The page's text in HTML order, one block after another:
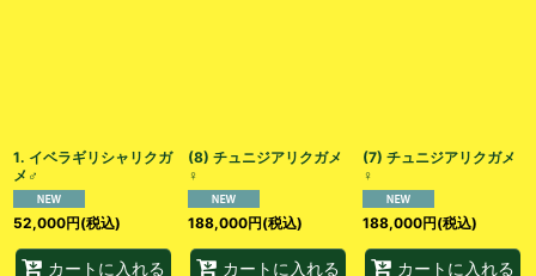
1. イベラギリシャリクガ
メ♂
52,000円(税込)
カートに入れる
(8) チュニジアリクガメ︎︎
♀
188,000円(税込)
カートに入れる
(7) チュニジアリクガメ︎︎
♀
188,000円(税込)
カートに入れる